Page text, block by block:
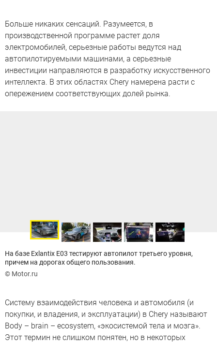
Больше никаких сенсаций. Разумеется, в
производственной программе растет доля
электромобилей, серьезные работы ведутся над
автопилотируемыми машинами, а серьезные
инвестиции направляются в разработку искусственного
интеллекта. В этих областях Chery намерена расти с
опережением соответствующих долей рынка.
На базе Exlantix Е03 тестируют автопилот третьего уровня,
причем на дорогах общего пользования.
© Motor.ru
Систему взаимодействия человека и автомобиля (и
покупки, и владения, и эксплуатации) в Chery называют
Body – brain – ecosystem, «экосистемой тела и мозга».
Этот термин не слишком понятен, но в некоторых